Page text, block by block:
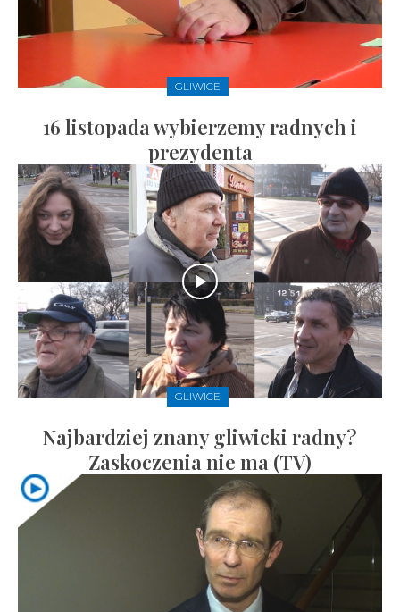
GLIWICE
16 listopada wybierzemy radnych i
prezydenta
GLIWICE
Najbardziej znany gliwicki radny?
Zaskoczenia nie ma (TV)